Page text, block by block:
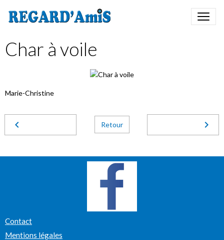
Char à voile
Marie-Christine
Retour
Contact
Mentions légales